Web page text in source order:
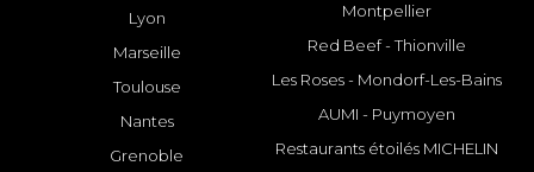
Lyon
Marseille
Toulouse
Nantes
Grenoble
Montpellier
Red Beef - Thionville
Les Roses - Mondorf-Les-Bains
AUMI - Puymoyen
Restaurants étoilés MICHELIN